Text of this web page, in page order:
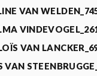
VAN
VAN
VAN